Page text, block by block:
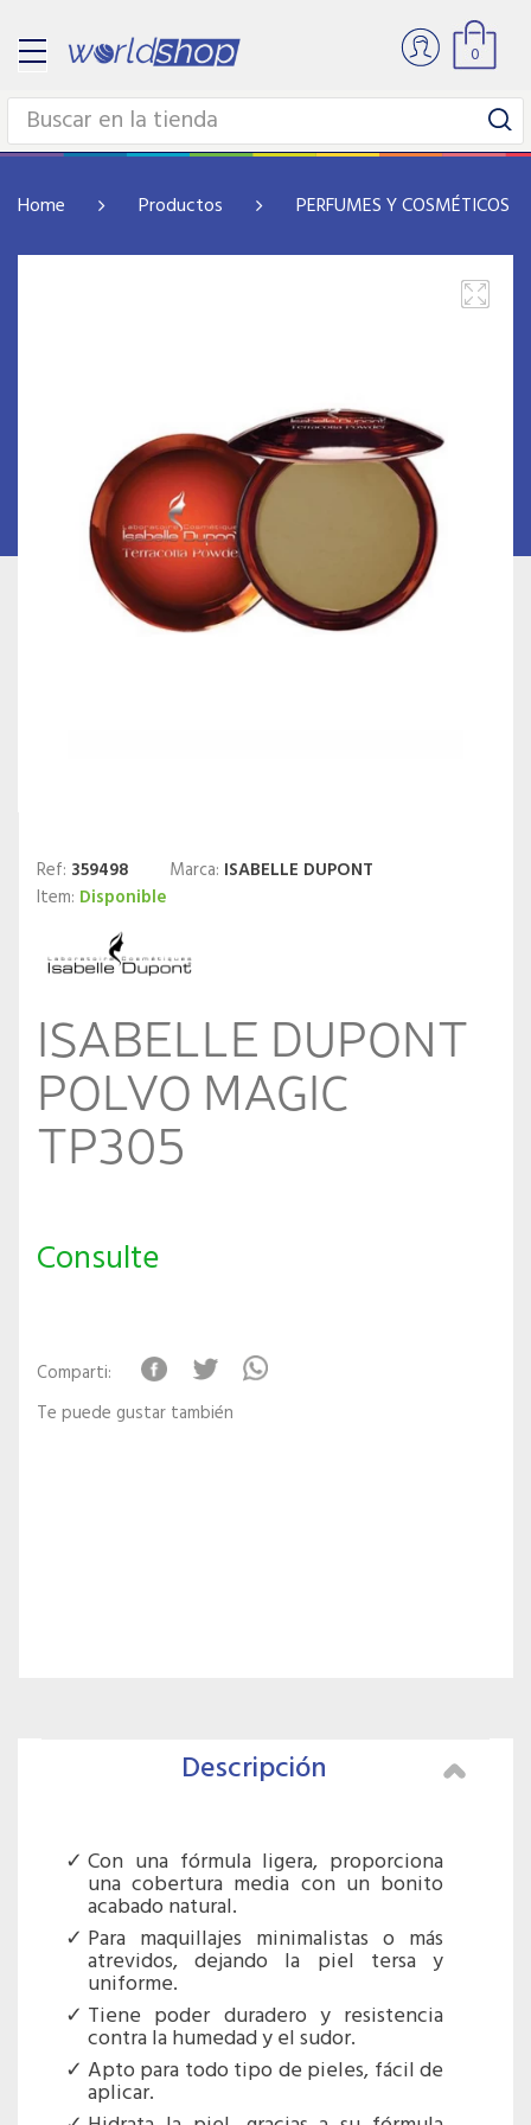
0
Home Productos PERFUMES Y COSMÉTICOS
Ref: 359498 Marca: ISABELLE DUPONT
Item: Disponible
ISABELLE DUPONT
POLVO MAGIC
TP305
Consulte
Comparti:
Te puede gustar también
Descripción
Con una fórmula ligera, proporciona
una cobertura media con un bonito
acabado natural.
Para maquillajes minimalistas o más
atrevidos, dejando la piel tersa y
uniforme.
Tiene poder duradero y resistencia
contra la humedad y el sudor.
Apto para todo tipo de pieles, fácil de
aplicar.